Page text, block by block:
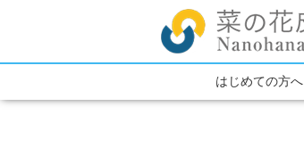
はじめての方へ